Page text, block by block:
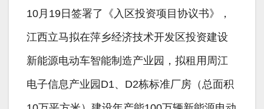
10月19日签署了《入区投资项目协议书》，
江西立马拟在萍乡经济技术开发区投资建设
新能源电动车智能制造产业园，拟租用周江
电子信息产业园D1、D2栋标准厂房（总面积